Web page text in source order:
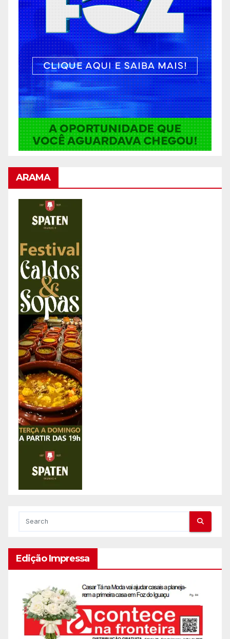
ARAMA
Edição Impressa